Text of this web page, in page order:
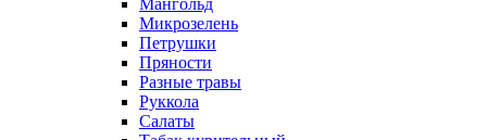
Мангольд
Микрозелень
Петрушки
Пряности
Разные травы
Руккола
Салаты